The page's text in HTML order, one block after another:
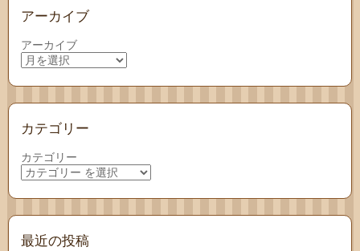
アーカイブ
アーカイブ
カテゴリー
カテゴリー
最近の投稿